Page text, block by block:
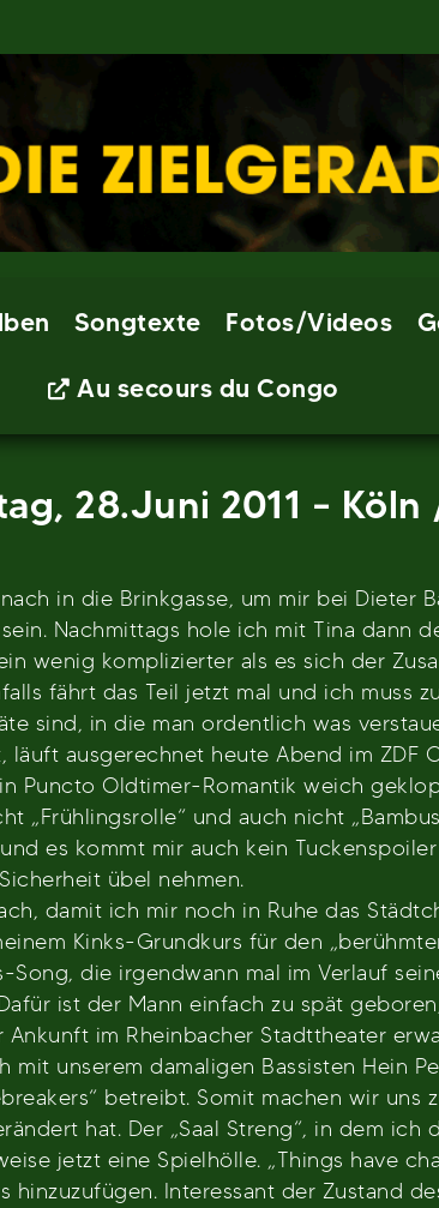
Songtexte Fotos/Videos
Au secours du Congo
28.Juni 2011 –
in die Brinkgasse, um mir bei Dieter
Nachmittags hole ich mit Tina dann
wenig komplizierter als es sich der
fährt das Teil jetzt mal und ich muss
sind, in die man ordentlich was
ausgerechnet heute Abend im ZDF
Puncto Oldtimer-Romantik weich
„Frühlingsrolle“ und auch nicht
es kommt mir auch kein
übel nehmen.
damit ich mir noch in Ruhe das
Kinks-Grundkurs für den
Song, die irgendwann mal im Verlauf
ist der Mann einfach zu spät
Ankunft im Rheinbacher Stadttheater
unserem damaligen Bassisten Hein
betreibt. Somit machen wir uns
hat. Der „Saal Streng“, in dem
jetzt eine Spielhölle. „Things have
hinzuzufügen. Interessant der Zustand